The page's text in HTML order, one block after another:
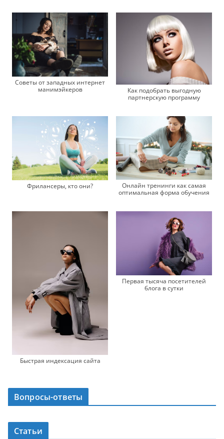
Советы от западных интернет
манимэйкеров
Как подобрать выгодную
партнерскую программу
Фрилансеры, кто они?
Онлайн тренинги как самая
оптимальная форма обучения
Быстрая индексация сайта
Первая тысяча посетителей
блога в сутки
Вопросы-ответы
Статьи